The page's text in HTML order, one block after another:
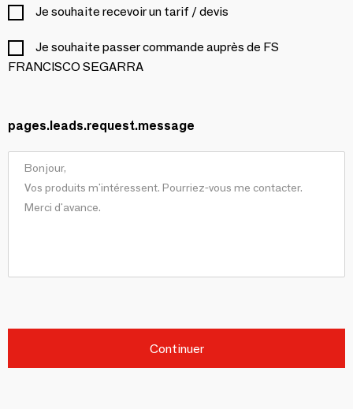
Je souhaite recevoir un tarif / devis
Je souhaite passer commande auprès de FS
FRANCISCO SEGARRA
pages.leads.request.message
Continuer